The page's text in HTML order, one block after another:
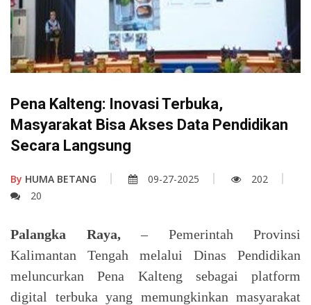
Pena Kalteng: Inovasi Terbuka,
Masyarakat Bisa Akses Data Pendidikan
Secara Langsung
By HUMA BETANG 09-27-2025
202
20
Palangka Raya,– Pemerintah Provinsi
Kalimantan Tengah melalui Dinas Pendidikan
meluncurkan Pena Kalteng sebagai platform
digital terbuka yang memungkinkan masyarakat